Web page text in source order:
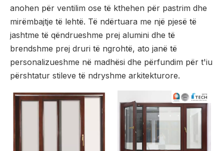
anohen për ventilim ose të kthehen për pastrim dhe
mirëmbajtje të lehtë. Të ndërtuara me një pjesë të
jashtme të qëndrueshme prej alumini dhe të
brendshme prej druri të ngrohtë, ato janë të
personalizueshme në madhësi dhe përfundim për t'iu
përshtatur stileve të ndryshme arkitekturore.